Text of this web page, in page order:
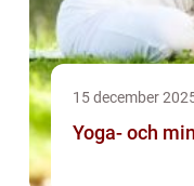
15 december
Yoga- och